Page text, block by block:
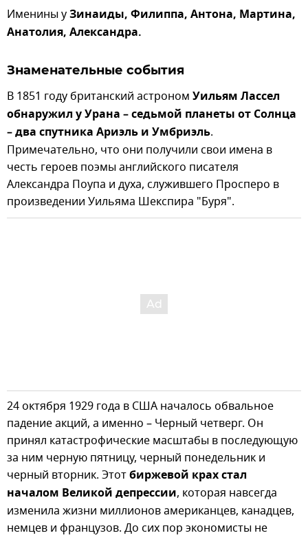
Именины уЗинаиды, Филиппа, Антона, Мартина,
Анатолия, Александра.
Знаменательные события
В 1851 году британский астроном Уильям Лассел
обнаружил у Урана – седьмой планеты от Солнца
– два спутника Ариэль и Умбриэль.
Примечательно, что они получили свои имена в
честь героев поэмы английского писателя
Александра Поупа и духа, служившего Просперо в
произведении Уильяма Шекспира "Буря".
24 октября 1929 года в США началось обвальное
падение акций, а именно – Черный четверг. Он
принял катастрофические масштабы в последующую
за ним черную пятницу, черный понедельник и
черный вторник. Этотбиржевой крах стал
началом Великой депрессии, которая навсегда
изменила жизни миллионов американцев, канадцев,
немцев и французов. До сих пор экономисты не